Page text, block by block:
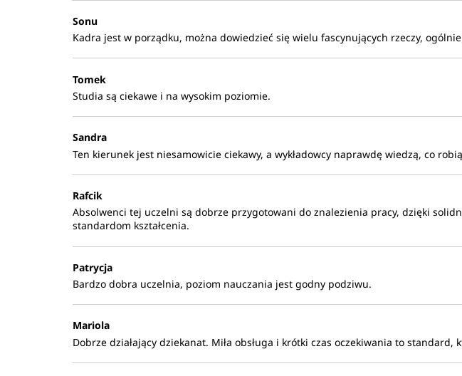
Sonu
Kadra jest w porządku, można dowiedzieć się wielu fascynujących rzeczy,
Tomek
Studia są ciekawe i na wysokim poziomie.
Sandra
Ten kierunek jest niesamowicie ciekawy, a wykładowcy naprawdę wiedzą, co
Rafcik
Absolwenci tej uczelni są dobrze przygotowani do znalezienia pracy, dzięki
standardom kształcenia.
Patrycja
Bardzo dobra uczelnia, poziom nauczania jest godny podziwu.
Mariola
Dobrze działający dziekanat. Miła obsługa i krótki czas oczekiwania to standard,